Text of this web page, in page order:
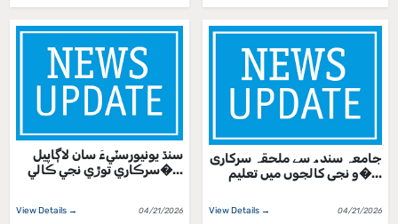
سنڌ يونيورسٽيءَ سان لاڳاپيل
سرڪاري توڙي نجي ڪالي�...
View Details → 04/21/2026
جامعہ سندھ سے ملحقہ سرکاری
و نجی کالجوں میں تعلیم�...
View Details → 04/21/2026